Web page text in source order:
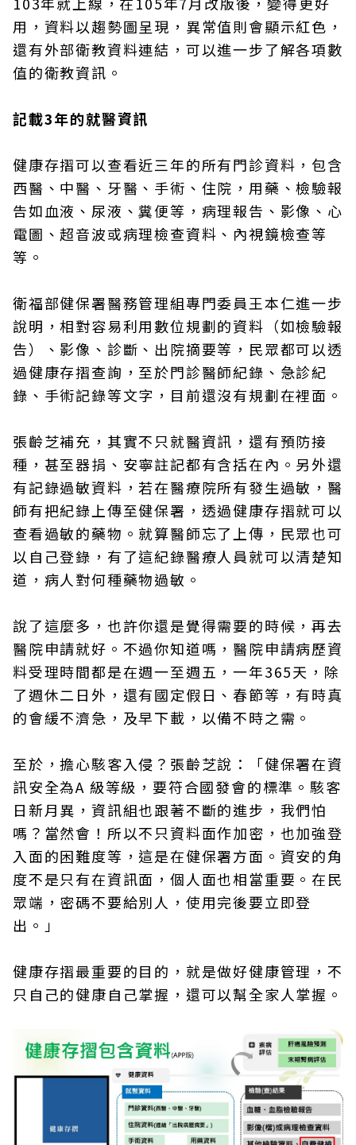
用，資料以趨勢圖呈現，異常值則會顯示紅色，
還有外部衛教資料連結，可以進一步了解各項數
值的衛教資訊。
記載3年的就醫資訊
健康存摺可以查看近三年的所有門診資料，包含
西醫、中醫、牙醫、手術、住院，用藥、檢驗報
告如血液、尿液、糞便等，病理報告、影像、心
電圖、超音波或病理檢查資料、內視鏡檢查等
等。
衛福部健保署醫務管理組專門委員王本仁進一步
說明，相對容易利用數位規劃的資料（如檢驗報
告）、影像、診斷、出院摘要等，民眾都可以透
過健康存摺查詢，至於門診醫師紀錄、急診紀
錄、手術記錄等文字，目前還沒有規劃在裡面。
張齡芝補充，其實不只就醫資訊，還有預防接
種，甚至器捐、安寧註記都有含括在內。另外還
有記錄過敏資料，若在醫療院所有發生過敏，醫
師有把紀錄上傳至健保署，透過健康存摺就可以
查看過敏的藥物。就算醫師忘了上傳，民眾也可
以自己登錄，有了這紀錄醫療人員就可以清楚知
道，病人對何種藥物過敏。
說了這麼多，也許你還是覺得需要的時候，再去
醫院申請就好。不過你知道嗎，醫院申請病歷資
料受理時間都是在週一至週五，一年365天，除
了週休二日外，還有國定假日、春節等，有時真
的會緩不濟急，及早下載，以備不時之需。
至於，擔心駭客入侵？張齡芝說：「健保署在資
訊安全為A 級等級，要符合國發會的標準。駭客
日新月異，資訊組也跟著不斷的進步，我們怕
嗎？當然會！所以不只資料面作加密，也加強登
入面的困難度等，這是在健保署方面。資安的角
度不是只有在資訊面，個人面也相當重要。在民
眾端，密碼不要給別人，使用完後要立即登
出。」
健康存摺最重要的目的，就是做好健康管理，不
只自己的健康自己掌握，還可以幫全家人掌握。